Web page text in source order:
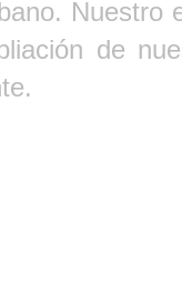
Nuestro
de